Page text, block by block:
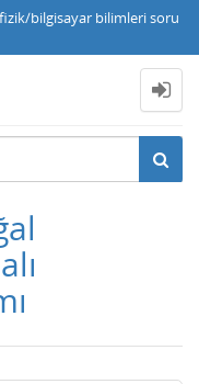
bilgisayar bilimleri soru